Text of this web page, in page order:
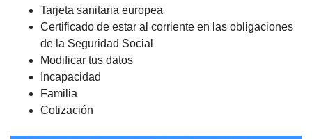
Tarjeta sanitaria europea
Certificado de estar al corriente en las obligaciones
de la Seguridad Social
Modificar tus datos
Incapacidad
Familia
Cotización